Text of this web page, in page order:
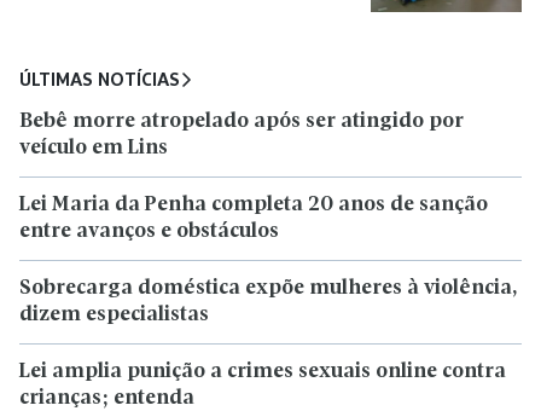
ÚLTIMAS NOTÍCIAS
Bebê morre atropelado após ser atingido por
veículo em Lins
Lei Maria da Penha completa 20 anos de sanção
entre avanços e obstáculos
Sobrecarga doméstica expõe mulheres à violência,
dizem especialistas
Lei amplia punição a crimes sexuais online contra
crianças; entenda